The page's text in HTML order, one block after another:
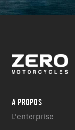
A PROPOS
L'enterprise